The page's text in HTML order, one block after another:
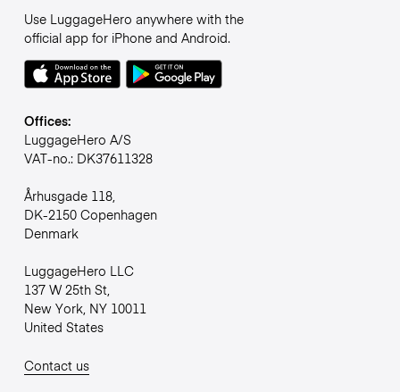
Use LuggageHero anywhere with the
official app for iPhone and Android.
Offices:
LuggageHero A/S
VAT-no.: DK37611328
Århusgade 118,
DK-2150 Copenhagen
Denmark
LuggageHero LLC
137 W 25th St,
New York, NY 10011
United States
Contact us